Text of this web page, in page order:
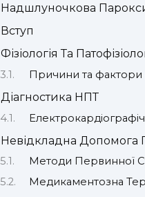
Надшлуночкова
Вступ
Фізіологія Та
Причини та фактори
Діагностика НПТ
Невідкладна
Методи Первинної
Медикаментозна